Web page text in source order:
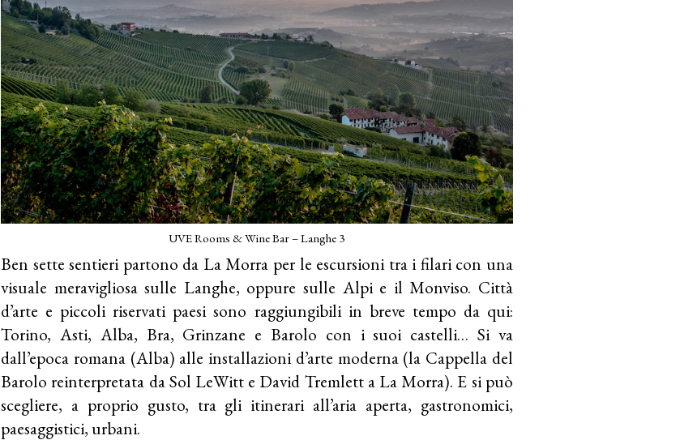
UVE Rooms & Wine Bar – Langhe 3
Ben sette sentieri partono da La Morra per le escursioni tra i filari con una
visuale meravigliosa sulle Langhe, oppure sulle Alpi e il Monviso. Città
d’arte e piccoli riservati paesi sono raggiungibili in breve tempo da qui:
Torino, Asti, Alba, Bra, Grinzane e Barolo con i suoi castelli… Si va
dall’epoca romana (Alba) alle installazioni d’arte moderna (la Cappella del
Barolo reinterpretata da Sol LeWitt e David Tremlett a La Morra). E si può
scegliere, a proprio gusto, tra gli itinerari all’aria aperta, gastronomici,
paesaggistici, urbani.